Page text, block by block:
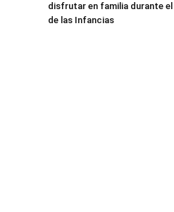
disfrutar en familia durante el
de las Infancias